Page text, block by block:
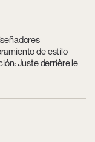
de estilo
Juste derrière le